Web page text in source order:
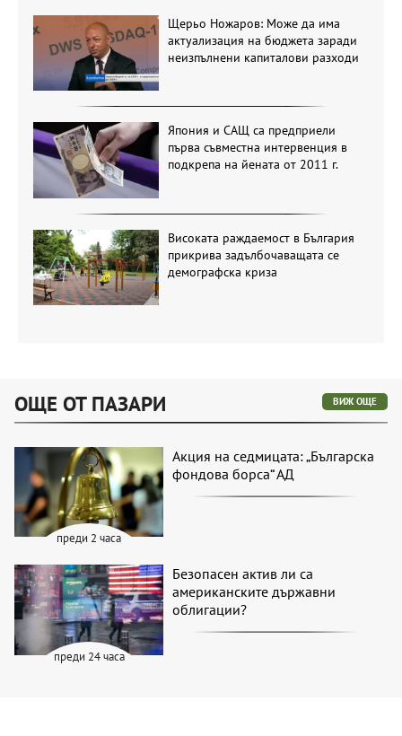
Щерьо Ножаров: Може да има
актуализация на бюджета заради
неизпълнени капиталови разходи
Япония и САЩ са предприели
първа съвместна интервенция в
подкрепа на йената от 2011 г.
Високата раждаемост в България
прикрива задълбочаващата се
демографска криза
ОЩЕ ОТ ПАЗАРИ ВИЖ ОЩЕ
преди 2 часа
Акция на седмицата: „Българска
фондова борса“ АД
преди 24 часа
Безопасен актив ли са
американските държавни
облигации?